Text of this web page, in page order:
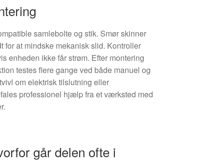
samlebolte og stik. Smør skinner
for at mindske mekanisk slid. Kontroller
enheden ikke får strøm. Efter montering
testes flere gange ved både manuel og
om elektrisk tilslutning eller
professionel hjælp fra et værksted med
går delen ofte i